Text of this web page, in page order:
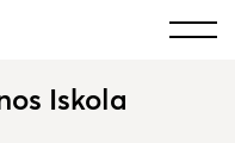
Iskola